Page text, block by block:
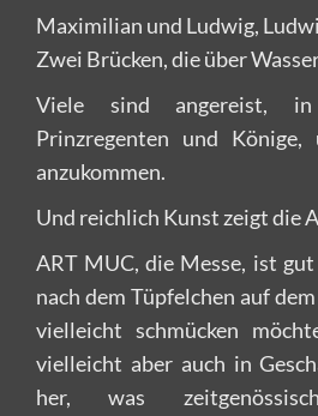
Maximilian und Ludwig,
Zwei Brücken, die über
Viele sind angereist,
Prinzregenten und
anzukommen.
Und reichlich Kunst zeigt die
ART MUC, die Messe, ist
nach dem Tüpfelchen auf
vielleicht schmücken
vielleicht aber auch in
her, was